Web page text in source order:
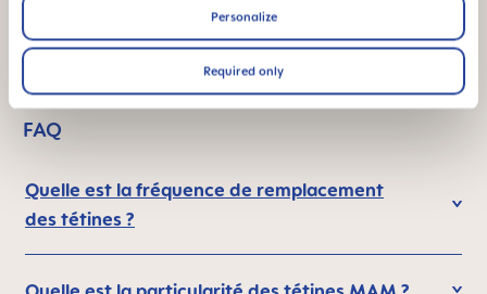
Personalize
Required only
FAQ
Quelle est la fréquence de remplacement
des tétines ?